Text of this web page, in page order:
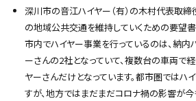
深川市の音江ハイヤー（有）の木村代表取締
の地域公共交通を維持していくための要望書
市内でハイヤー事業を行っているのは、納内
ーさんの2社となっていて、複数台の車両で
ヤーさんだけとなっています。都市圏ではハ
すが、地方ではまだまだコロナ禍の影響が